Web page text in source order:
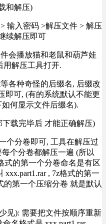
和解压)
输入密码 >解压文件 > 解压
续解压即可
会播放猫和老鼠和葫芦娃
用解压工具打开.
各种奇怪的后缀名, 后缀改
即可, (有的系统默认不能更
何显示文件后缀名).
载完毕后 才能正确解压)
个分卷即可, 工具在解压过
个分卷都解压一遍 (所以
式的第一个分卷命名是有区
, 7z格式的第一
的第一个压缩分卷 就是默认
见): 需要把文件按顺序重新